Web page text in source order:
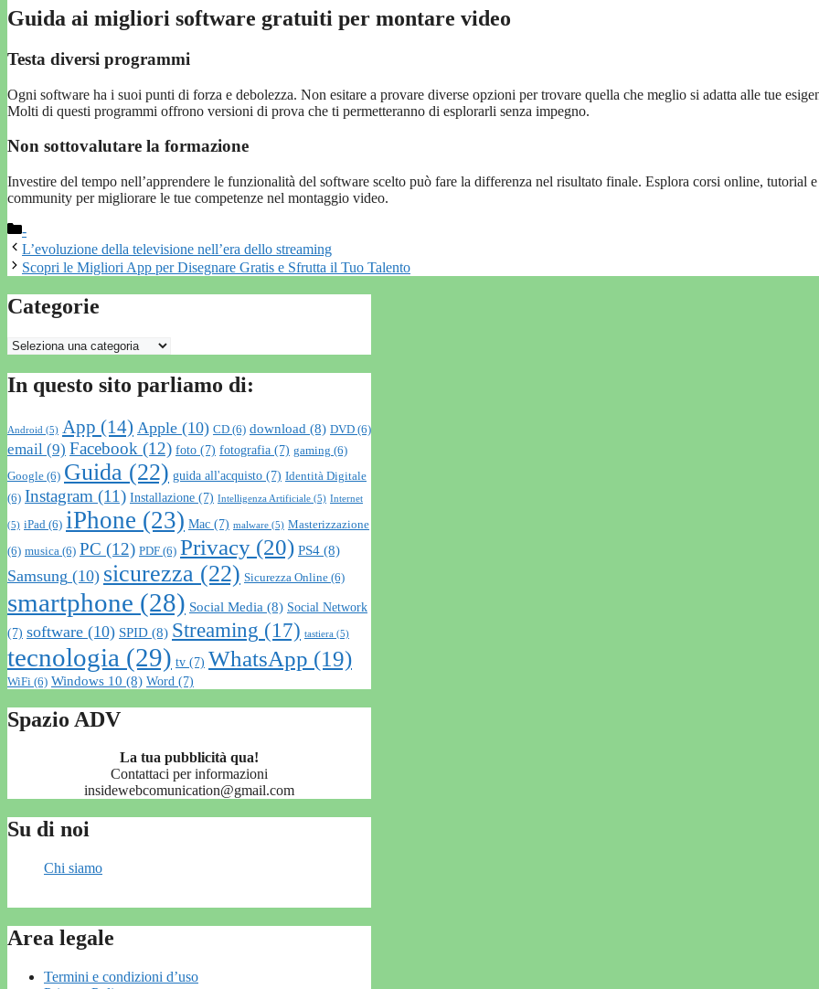
Guida ai migliori software gratuiti per montare video
Testa diversi programmi
Ogni software ha i suoi punti di forza e debolezza. Non esitare a provare diverse opzioni per trovare quella che meglio si adatta alle tue
Molti di questi programmi offrono versioni di prova che ti permetteranno di esplorarli senza impegno.
Non sottovalutare la formazione
Investire del tempo nell’apprendere le funzionalità del software scelto può fare la differenza nel risultato finale. Esplora corsi online, tutorial e
community per migliorare le tue competenze nel montaggio video.
Categorie
-
L’evoluzione della televisione nell’era dello streaming
Scopri le Migliori App per Disegnare Gratis e Sfrutta il Tuo Talento
Categorie
Categorie
In questo sito parliamo di:
Android (5) App (14) Apple (10) CD (6) download (8) DVD (6)
email (9) Facebook (12) foto (7) fotografia (7) gaming (6)
Google (6) Guida (22) guida all'acquisto (7) Identità Digitale
(6) Instagram (11) Installazione (7) Intelligenza Artificiale (5) Internet
(5) iPad (6) iPhone (23) Mac (7) malware (5) Masterizzazione
(6) musica (6) PC (12) PDF (6) Privacy (20) PS4 (8)
Samsung (10) sicurezza (22) Sicurezza Online (6)
smartphone (28) Social Media (8) Social Network
(7) software (10) SPID (8) Streaming (17) tastiera (5)
tecnologia (29) tv (7) WhatsApp (19)
WiFi (6) Windows 10 (8) Word (7)
Spazio ADV
La tua pubblicità qua!
Contattaci per informazioni
insidewebcomunication@gmail.com
Su di noi
Chi siamo
Area legale
Termini e condizioni d’uso